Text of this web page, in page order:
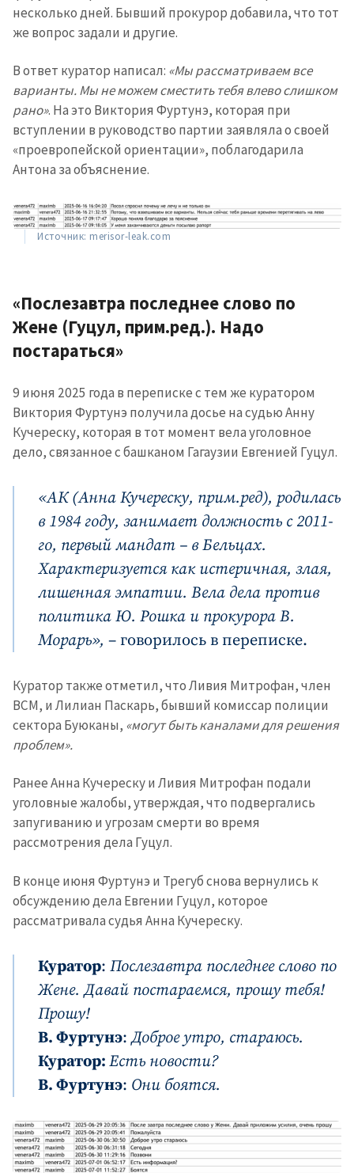
несколько дней. Бывший прокурор добавила, что тот
же вопрос задали и другие.
В ответ куратор написал: «Мы рассматриваем все
варианты. Мы не можем сместить тебя влево слишком
рано». На это Виктория Фуртунэ, которая при
вступлении в руководство партии заявляла о своей
«проевропейской ориентации», поблагодарила
Антона за объяснение.
Источник: merisor-leak.com
«Послезавтра последнее слово по
Жене (Гуцул, прим.ред.). Надо
постараться»
9 июня 2025 года в переписке с тем же куратором
Виктория Фуртунэ получила досье на судью Анну
Кучереску, которая в тот момент вела уголовное
дело, связанное с башканом Гагаузии Евгенией Гуцул.
«АК (Анна Кучереску, прим.ред), родилась
в 1984 году, занимает должность с 2011-
го, первый мандат – в Бельцах.
Характеризуется как истеричная, злая,
лишенная эмпатии. Вела дела против
политика Ю. Рошка и прокурора В.
Морарь», – говорилось в переписке.
Куратор также отметил, что Ливия Митрофан, член
ВСМ, и Лилиан Паскарь, бывший комиссар полиции
сектора Буюканы, «могут быть каналами для решения
проблем».
Ранее Анна Кучереску и Ливия Митрофан подали
уголовные жалобы, утверждая, что подвергались
запугиванию и угрозам смерти во время
рассмотрения дела Гуцул.
В конце июня Фуртунэ и Трегуб снова вернулись к
обсуждению дела Евгении Гуцул, которое
рассматривала судья Анна Кучереску.
Куратор: Послезавтра последнее слово по
Жене. Давай постараемся, прошу тебя!
Прошу!
В. Фуртунэ:Доброе утро, стараюсь.
Куратор:Есть новости?
В. Фуртунэ: Они боятся.